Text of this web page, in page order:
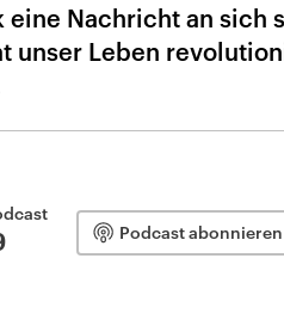
eine Nachricht an sich
unser Leben
Podcast abonnieren